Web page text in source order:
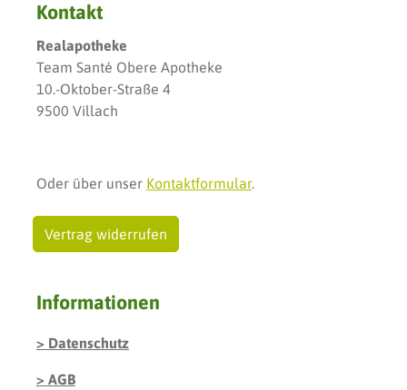
Kontakt
Realapotheke
Team Santé Obere Apotheke
10.-Oktober-Straße 4
9500 Villach
Oder über unser Kontaktformular.
Vertrag widerrufen
Informationen
Datenschutz
AGB